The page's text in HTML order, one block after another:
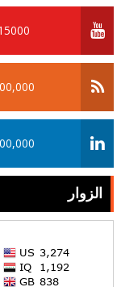
الزوار